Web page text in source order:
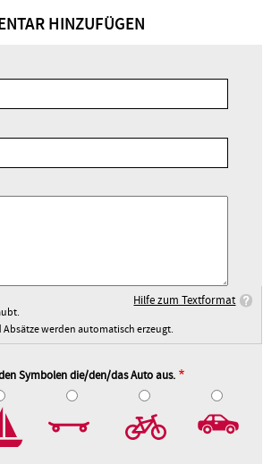
HINZUFÜGEN
Hilfe zum Textformat
werden automatisch erzeugt.
Symbolen die/den/das Auto aus.